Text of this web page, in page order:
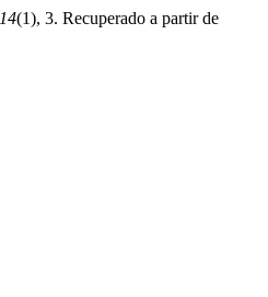
14(1), 3. Recuperado a partir de